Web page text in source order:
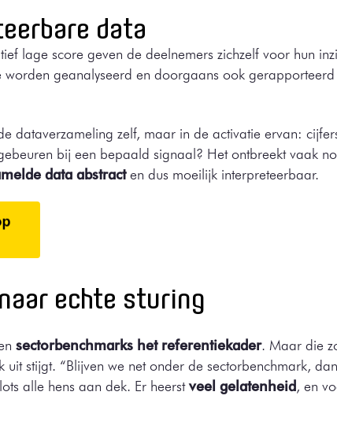
eerbare data
lage score geven de deelnemers zichzelf voor hun
worden geanalyseerd en doorgaans ook
dataverzameling zelf, maar in de activatie ervan:
bij een bepaald signaal? Het ontbreekt vaak
data abstracten dus moeilijk interpreteerbaar.
echte sturing
sectorbenchmarks het referentiekader. Maar die
stijgt. “Blijven we net onder de sectorbenchmark,
alle hens aan dek. Er heerstveel gelatenheid, en